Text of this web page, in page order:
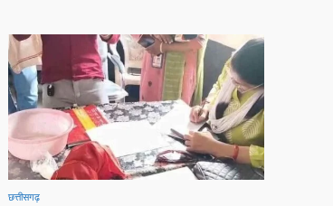
छत्तीसगढ़